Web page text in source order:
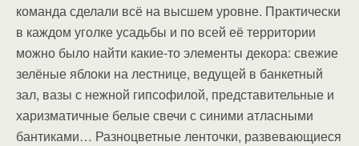
команда сделали всё на высшем уровне. Практически
в каждом уголке усадьбы и по всей её территории
можно было найти какие-то элементы декора: свежие
зелёные яблоки на лестнице, ведущей в банкетный
зал, вазы с нежной гипсофилой, представительные и
харизматичные белые свечи с синими атласными
бантиками… Разноцветные ленточки, развевающиеся